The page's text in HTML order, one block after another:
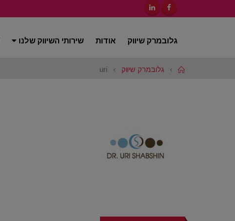
גלובמרק שיווק אודות שירותי השיווק שלנו
Home
גלובמרק שיווק uri